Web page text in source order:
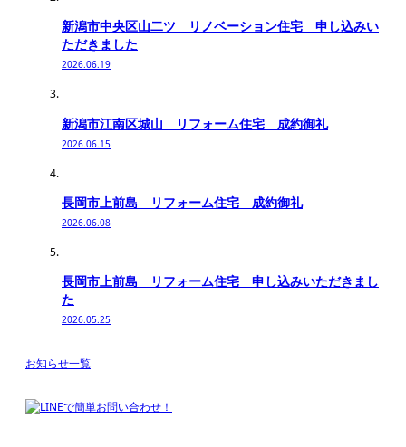
新潟市中央区山二ツ リノベーション住宅 申し込みい
ただきました
2026.06.19
新潟市江南区城山 リフォーム住宅 成約御礼
2026.06.15
長岡市上前島 リフォーム住宅 成約御礼
2026.06.08
長岡市上前島 リフォーム住宅 申し込みいただきまし
た
2026.05.25
お知らせ一覧